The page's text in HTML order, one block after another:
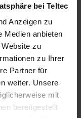
bei Teltec
Anzeigen zu
Medien anbieten
zu
zu Ihrer
Partner für
weiter. Unsere
mit
bereitgestellt
more
at